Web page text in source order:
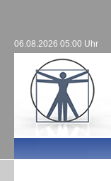
06.08.2026 05:00 Uhr